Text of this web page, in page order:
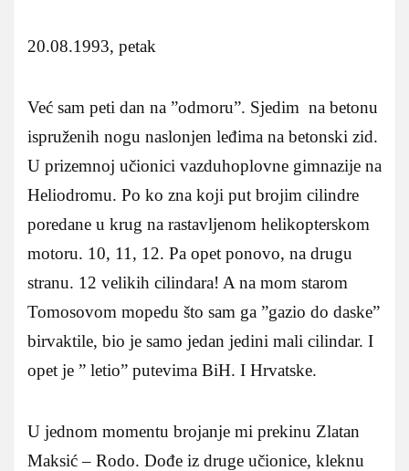
20.08.1993, petak
Već sam peti dan na ”odmoru”. Sjedim na betonu
ispruženih nogu naslonjen leđima na betonski zid.
U prizemnoj učionici vazduhoplovne gimnazije na
Heliodromu. Po ko zna koji put brojim cilindre
poredane u krug na rastavljenom helikopterskom
motoru. 10, 11, 12. Pa opet ponovo, na drugu
stranu. 12 velikih cilindara! A na mom starom
Tomosovom mopedu što sam ga ”gazio do daske”
birvaktile, bio je samo jedan jedini mali cilindar. I
opet je ” letio” putevima BiH. I Hrvatske.
U jednom momentu brojanje mi prekinu Zlatan
Maksić – Rodo. Dođe iz druge učionice, kleknu